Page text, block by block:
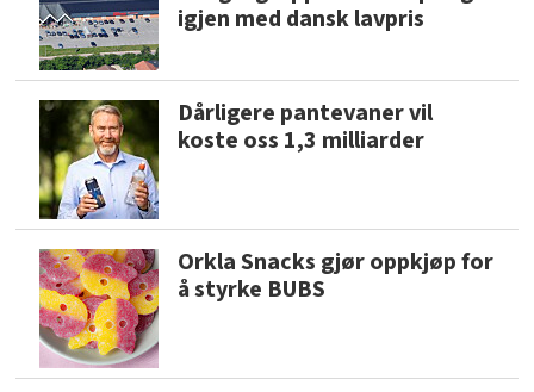
igjen med dansk lavpris
Dårligere pantevaner vil
koste oss 1,3 milliarder
Orkla Snacks gjør oppkjøp for
å styrke BUBS